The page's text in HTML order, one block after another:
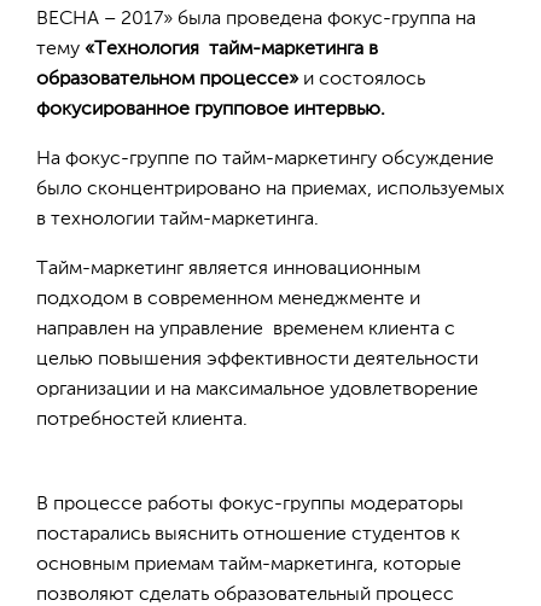
ВЕСНА – 2017» была проведена фокус-группа на
тему «Технология тайм-маркетинга в
образовательном процессе» и состоялось
фокусированное групповое интервью.
На фокус-группе по тайм-маркетингу обсуждение
было сконцентрировано на приемах, используемых
в технологии тайм-маркетинга.
Тайм-маркетинг является инновационным
подходом в современном менеджменте и
направлен на управление временем клиента с
целью повышения эффективности деятельности
организации и на максимальное удовлетворение
потребностей клиента.
В процессе работы фокус-группы модераторы
постарались выяснить отношение студентов к
основным приемам тайм-маркетинга, которые
позволяют сделать образовательный процесс